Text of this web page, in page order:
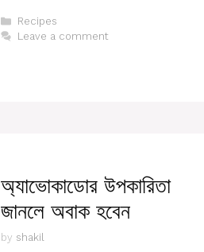
Categories
Recipes
Leave a comment
অ্যাভোকাডোর উপকারিতা
জানলে অবাক হবেন
by shakil